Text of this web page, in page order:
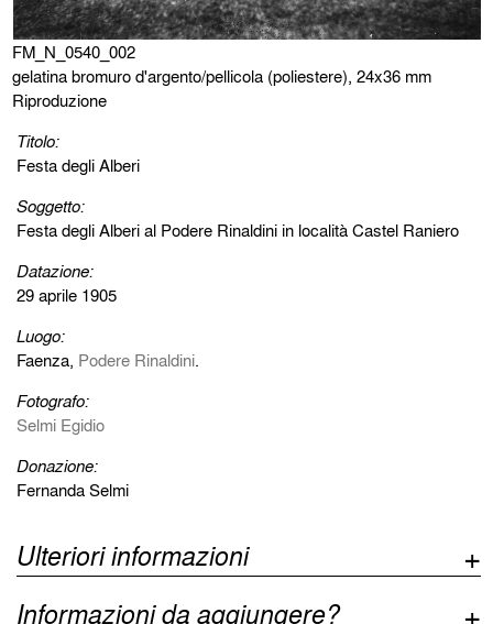
FM_N_0540_002
gelatina bromuro d'argento/pellicola (poliestere), 24x36 mm
Riproduzione
Titolo:
Festa degli Alberi
Soggetto:
Festa degli Alberi al Podere Rinaldini in località Castel Raniero
Datazione:
29 aprile 1905
Luogo:
Faenza, Podere Rinaldini.
Fotografo:
Selmi Egidio
Donazione:
Fernanda Selmi
Ulteriori informazioni
Informazioni da aggiungere?